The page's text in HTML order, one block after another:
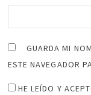
GUARDA MI
ESTE NAVEGADOR
HE LEÍDO Y